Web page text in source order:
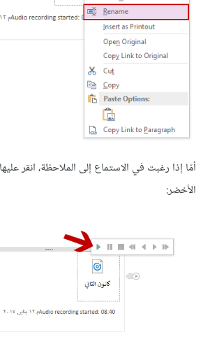
أمّا إذا رغبت في الاستماع إلى الملاحظة، انقر
الأخضر: